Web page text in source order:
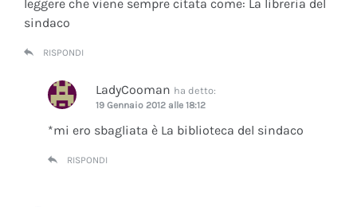
leggere che viene sempre citata come: La libreria del
sindaco
RISPONDI
LadyCooman ha detto:
19 Gennaio 2012 alle 18:12
*mi ero sbagliata è La biblioteca del sindaco
RISPONDI